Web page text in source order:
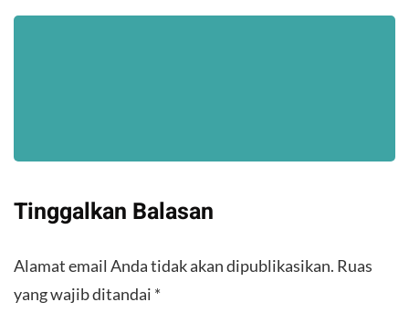
Tinggalkan Balasan
Alamat email Anda tidak akan dipublikasikan. Ruas
yang wajib ditandai *